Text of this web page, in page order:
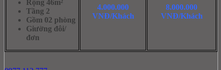
Rộng 46m²
Tầng 2
Gồm 02 phòng
Giường đôi/
đơn
4.000.000
VNĐ/Khách
8.000.000
VNĐ/Khách